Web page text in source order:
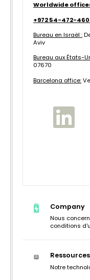
Worldwide
+972 54-472-
Bureau en Israël :
Aviv
Bureau aux États-
07670
Barcelona office:
Company
Nous
conditions
Ressources
Notre